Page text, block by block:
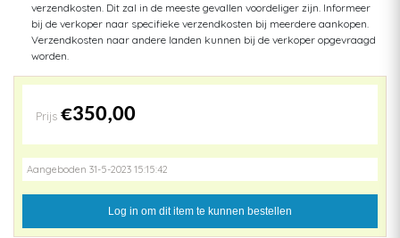
verzendkosten. Dit zal in de meeste gevallen voordeliger zijn. Informeer
bij de verkoper naar specifieke verzendkosten bij meerdere aankopen.
Verzendkosten naar andere landen kunnen bij de verkoper opgevraagd
worden.
Prijs €350,00
Aangeboden 31-5-2023 15:15:42
Log in om dit item te kunnen bestellen